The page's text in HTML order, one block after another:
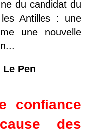
du candidat du
Antilles : une
une nouvelle
Pen
confiance
des